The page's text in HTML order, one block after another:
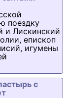
поездку
и Лискинский
епископ
игумены
с